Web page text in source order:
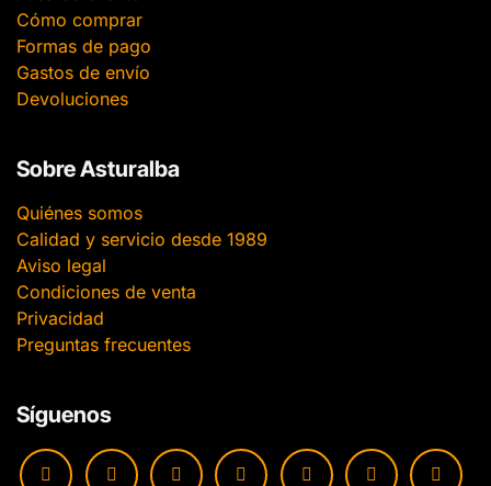
Cómo comprar
Formas de pago
Gastos de envío
Devoluciones
Sobre Asturalba
Quiénes somos
Calidad y servicio desde 1989
Aviso legal
Condiciones de venta
Privacidad
Preguntas frecuentes
Síguenos